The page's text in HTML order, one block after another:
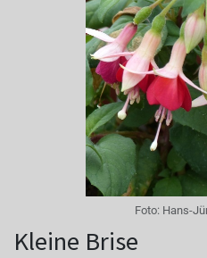
Foto: Hans-
Kleine Brise